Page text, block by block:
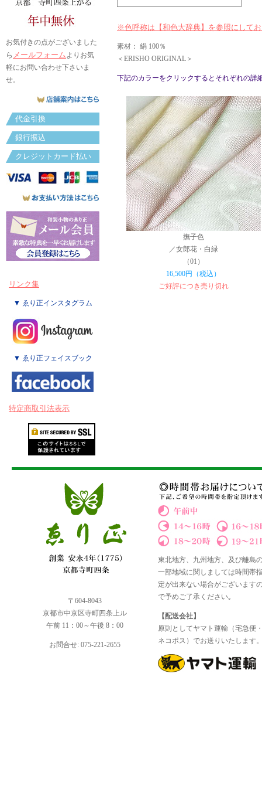
お気付きの点がございました
ら メールフォームよりお気
軽にお問い合わせ下さいま
せ。
代金引換
銀行振込
クレジットカード払い
リンク集
▼ ゑり正インスタグラム
▼ ゑり正フェイスブック
特定商取引法表示
※色呼称は【和色大辞典】を参照にして
素材： 絹 100％
＜ERISHO ORIGINAL＞
下記のカラーをクリックするとそれぞれの詳
撫子色
／女郎花・白緑
（01）
16,500円（税込）
ご好評につき売り切れ
〒604-8043
京都市中京区寺町四条上ル
午前 11：00～午後 8：00
お問合せ: 075-221-2655
東北地方、九州地方、及び離島
一部地域に関しましては時間帯
定が出来ない場合がございます
で予めご了承ください｡
【配送会社】
原則としてヤマト運輸（宅急便
ネコポス）でお送りいたします